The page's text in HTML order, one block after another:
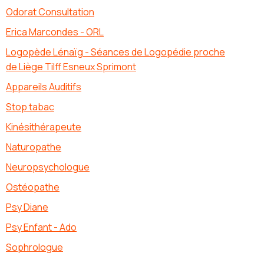
Odorat Consultation
Erica Marcondes - ORL
Logopède Lénaïg - Séances de Logopédie proche
de Liège Tilff Esneux Sprimont
Appareils Auditifs
Stop tabac
Kinésithérapeute
Naturopathe
Neuropsychologue
Ostéopathe
Psy Diane
Psy Enfant - Ado
Sophrologue